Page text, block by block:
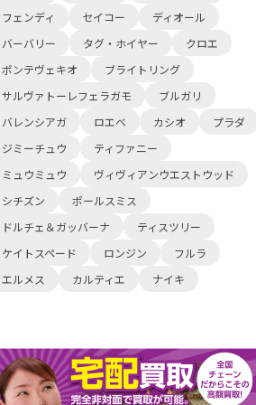
フェンディ セイコー
ディオール
バーバリー
タグ・ホイヤー
クロエ
ポンテヴェキオ
ブライトリング
サルヴァトーレフェラガモ
ブルガリ
バレンシアガ
ロエベ カシオ
プラダ
ジミーチュウ
ティファニー
ミュウミュウ
ヴィヴィアンウエストウッド
シチズン
ポールスミス
ドルチェ＆ガッバーナ
ティスツリー
ケイトスペード
ロンジン
フルラ
エルメス
カルティエ ナイキ